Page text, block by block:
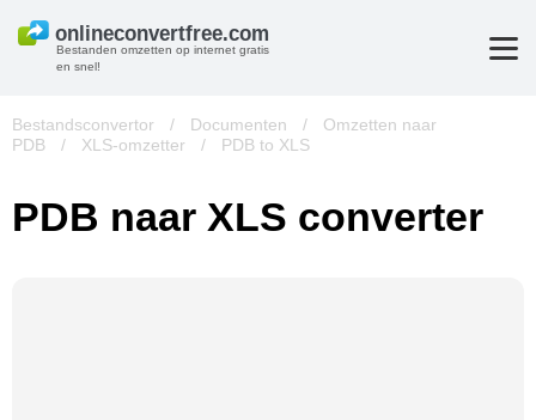
Bestanden omzetten op internet gratis
en snel!
Bestandsconvertor / Documenten /
Omzetten naar
PDB
/ XLS-omzetter / PDB to XLS
PDB naar XLS converter